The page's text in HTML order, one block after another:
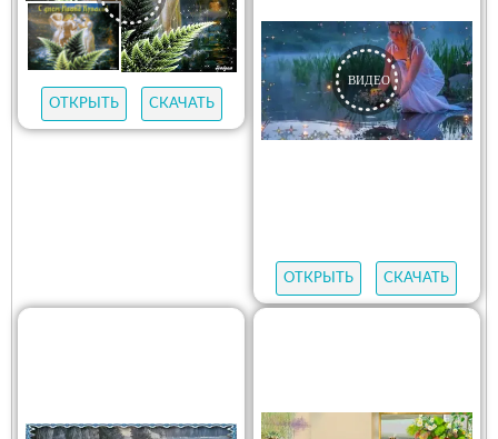
ОТКРЫТЬ СКАЧАТЬ
ОТКРЫТЬ СКАЧАТЬ